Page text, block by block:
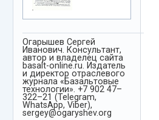
Огарышев Сергей
Иванович. Консультант,
автор и владелец сайта
basalt-online.ru. Издатель
и директор отраслевого
журнала «Базальтовые
технологии». +7 902 47–
322–21 (Telegram,
WhatsApp, Viber),
sergey@ogaryshev.org